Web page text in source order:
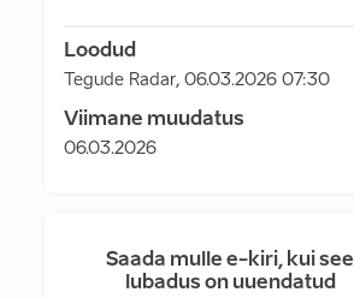
Loodud
Tegude Radar, 06.03.2026 07:30
Viimane muudatus
06.03.2026
Saada mulle e-kiri, kui see
lubadus on uuendatud